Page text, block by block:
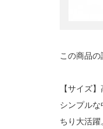
この商品の
【サイ
シンプル
ちり大活躍